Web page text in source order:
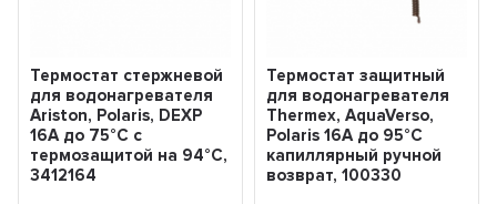
Термостат стержневой
для водонагревателя
Ariston, Polaris, DEXP
16А до 75°С с
термозащитой на 94°С,
3412164
Термостат защитный
для водонагревателя
Thermex, AquaVerso,
Polaris 16А до 95°С
капиллярный ручной
возврат, 100330